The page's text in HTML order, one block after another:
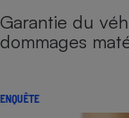
Garantie du
dommages
ENQUÊTE